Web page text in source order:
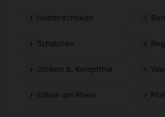
Hombrechtikon
Schalchen
Ottikon b. Kemptthal
Ellikon am Rhein